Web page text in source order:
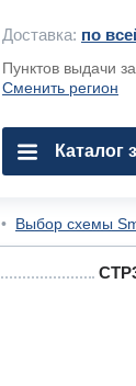
Доставка: по
Пунктов выдачи
Сменить регион
Каталог
• Выбор схемы